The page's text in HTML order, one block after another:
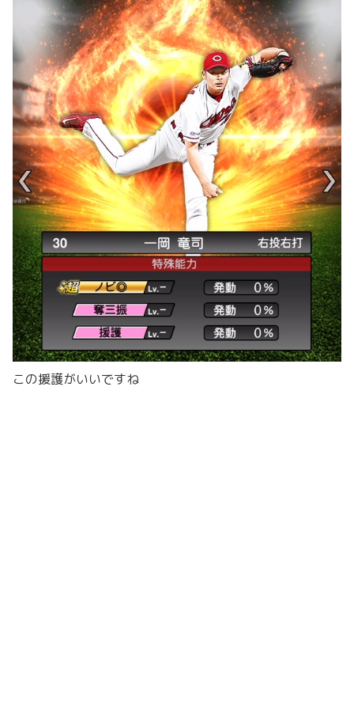
この援護がいいですね